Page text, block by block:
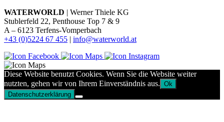
WATERWORLD | Werner Thiele KG
Stublerfeld 22, Penthouse Top 7 & 9
A – 6123 Terfens-Vomperbach
+43 (0)5224 67 455 | info@waterworld.at
Diese Website benutzt Cookies. Wenn Sie die Website weiter
nutzten, gehen wir von Ihrem Einverständnis aus. Ok
Datenschutzerklärung